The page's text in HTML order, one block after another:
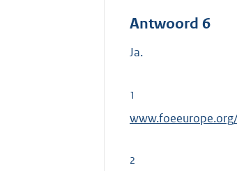
Antwoord 6
Ja.
1
E
t
2